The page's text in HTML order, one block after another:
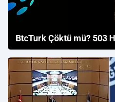
BtcTurk Çöktü mü? 503